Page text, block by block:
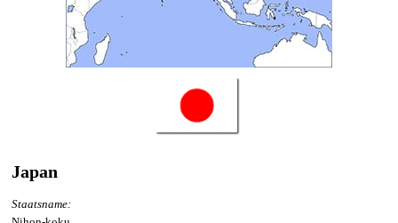
Japan
Staatsname: